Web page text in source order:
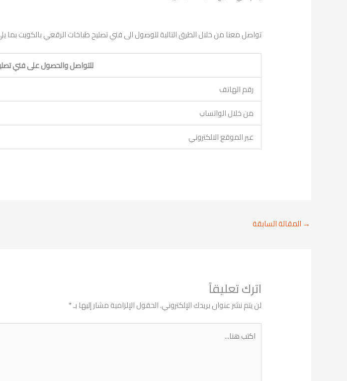
تواصل معنا من خلال الطرق التالية للوصول الى فني تصليح طباخات الرقعي بالكويت بما
للتواصل والحصول على فني
رقم الهاتف
من خلال الواتساب
عبر الموقع الالكتروني
→ المقالة السابقة
اترك تعليقاً
لن يتم نشر عنوان بريدك الإلكتروني.الحقول الإلزامية مشار إليها بـ*
هنا...